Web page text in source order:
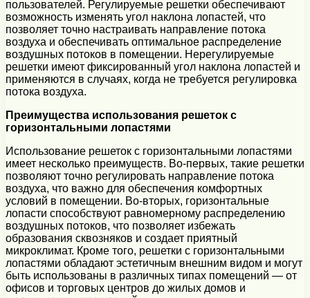
пользователей. Регулируемые решетки обеспечивают
возможность изменять угол наклона лопастей, что
позволяет точно настраивать направление потока
воздуха и обеспечивать оптимальное распределение
воздушных потоков в помещении. Нерегулируемые
решетки имеют фиксированный угол наклона лопастей и
применяются в случаях, когда не требуется регулировка
потока воздуха.
Преимущества использования решеток с
горизонтальными лопастями
Использование решеток с горизонтальными лопастями
имеет несколько преимуществ. Во-первых, такие решетки
позволяют точно регулировать направление потока
воздуха, что важно для обеспечения комфортных
условий в помещении. Во-вторых, горизонтальные
лопасти способствуют равномерному распределению
воздушных потоков, что позволяет избежать
образования сквозняков и создает приятный
микроклимат. Кроме того, решетки с горизонтальными
лопастями обладают эстетичным внешним видом и могут
быть использованы в различных типах помещений — от
офисов и торговых центров до жилых домов и